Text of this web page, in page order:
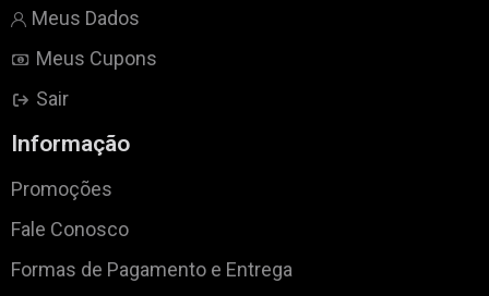
Meus Dados
Meus Cupons
Sair
Informação
Promoções
Fale Conosco
Formas de Pagamento e Entrega